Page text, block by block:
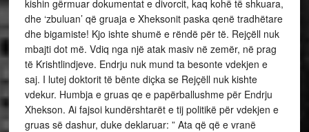
kishin gërmuar dokumentat e divorcit, kaq kohë të shkuara,
dhe ‘zbuluan’ që gruaja e Xheksonit paska qenë tradhëtare
dhe bigamiste! Kjo ishte shumë e rëndë për të. Rejçëll nuk
mbajti dot më. Vdiq nga një atak masiv në zemër, në prag
të Krishtlindjeve. Endrju nuk mund ta besonte vdekjen e
saj. I lutej doktorit të bënte diçka se Rejçëll nuk kishte
vdekur. Humbja e gruas qe e papërballushme për Endrju
Xhekson. Ai fajsoi kundërshtarët e tij politikë për vdekjen e
gruas së dashur, duke deklaruar: ” Ata që që e vranë